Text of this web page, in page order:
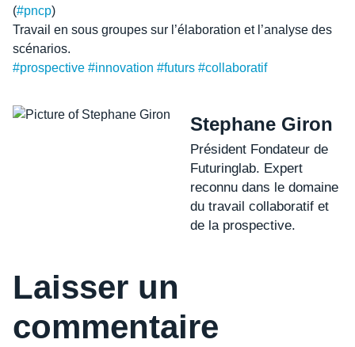
(#pncp)
Travail en sous groupes sur l’élaboration et l’analyse des
scénarios.
#prospective #innovation #futurs #collaboratif
Stephane Giron
Président Fondateur de
Futuringlab. Expert
reconnu dans le domaine
du travail collaboratif et
de la prospective.
Laisser un
commentaire